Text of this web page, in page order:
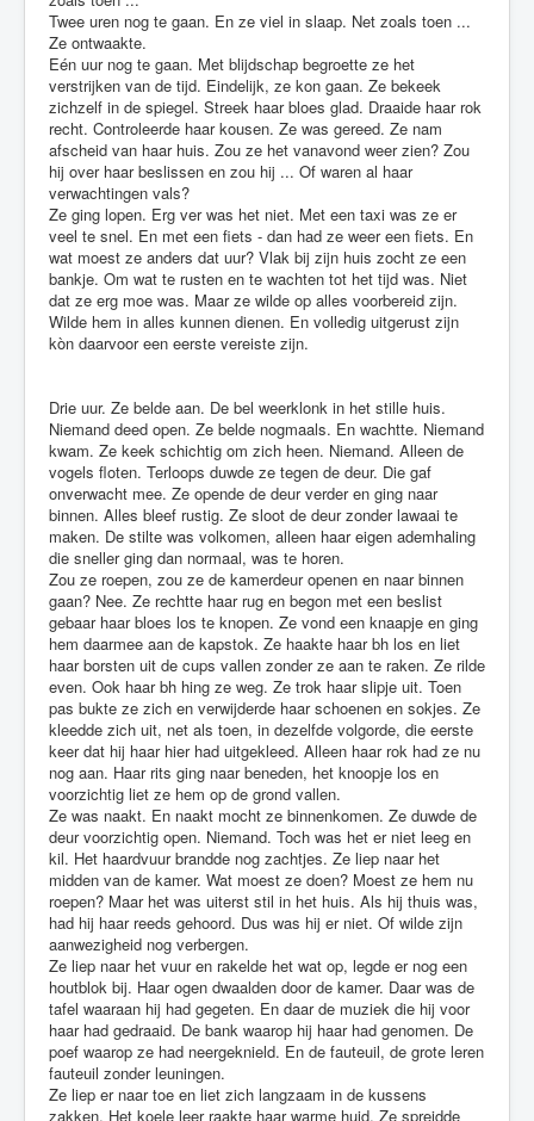
Twee uren nog te gaan. En ze viel in slaap. Net zoals toen ...
Ze ontwaakte.
Eén uur nog te gaan. Met blijdschap begroette ze het
verstrijken van de tijd. Eindelijk, ze kon gaan. Ze bekeek
zichzelf in de spiegel. Streek haar bloes glad. Draaide haar rok
recht. Controleerde haar kousen. Ze was gereed. Ze nam
afscheid van haar huis. Zou ze het vanavond weer zien? Zou
hij over haar beslissen en zou hij ... Of waren al haar
verwachtingen vals?
Ze ging lopen. Erg ver was het niet. Met een taxi was ze er
veel te snel. En met een fiets - dan had ze weer een fiets. En
wat moest ze anders dat uur? Vlak bij zijn huis zocht ze een
bankje. Om wat te rusten en te wachten tot het tijd was. Niet
dat ze erg moe was. Maar ze wilde op alles voorbereid zijn.
Wilde hem in alles kunnen dienen. En volledig uitgerust zijn
kòn daarvoor een eerste vereiste zijn.
Drie uur. Ze belde aan. De bel weerklonk in het stille huis.
Niemand deed open. Ze belde nogmaals. En wachtte. Niemand
kwam. Ze keek schichtig om zich heen. Niemand. Alleen de
vogels floten. Terloops duwde ze tegen de deur. Die gaf
onverwacht mee. Ze opende de deur verder en ging naar
binnen. Alles bleef rustig. Ze sloot de deur zonder lawaai te
maken. De stilte was volkomen, alleen haar eigen ademhaling
die sneller ging dan normaal, was te horen.
Zou ze roepen, zou ze de kamerdeur openen en naar binnen
gaan? Nee. Ze rechtte haar rug en begon met een beslist
gebaar haar bloes los te knopen. Ze vond een knaapje en ging
hem daarmee aan de kapstok. Ze haakte haar bh los en liet
haar borsten uit de cups vallen zonder ze aan te raken. Ze rilde
even. Ook haar bh hing ze weg. Ze trok haar slipje uit. Toen
pas bukte ze zich en verwijderde haar schoenen en sokjes. Ze
kleedde zich uit, net als toen, in dezelfde volgorde, die eerste
keer dat hij haar hier had uitgekleed. Alleen haar rok had ze nu
nog aan. Haar rits ging naar beneden, het knoopje los en
voorzichtig liet ze hem op de grond vallen.
Ze was naakt. En naakt mocht ze binnenkomen. Ze duwde de
deur voorzichtig open. Niemand. Toch was het er niet leeg en
kil. Het haardvuur brandde nog zachtjes. Ze liep naar het
midden van de kamer. Wat moest ze doen? Moest ze hem nu
roepen? Maar het was uiterst stil in het huis. Als hij thuis was,
had hij haar reeds gehoord. Dus was hij er niet. Of wilde zijn
aanwezigheid nog verbergen.
Ze liep naar het vuur en rakelde het wat op, legde er nog een
houtblok bij. Haar ogen dwaalden door de kamer. Daar was de
tafel waaraan hij had gegeten. En daar de muziek die hij voor
haar had gedraaid. De bank waarop hij haar had genomen. De
poef waarop ze had neergeknield. En de fauteuil, de grote leren
fauteuil zonder leuningen.
Ze liep er naar toe en liet zich langzaam in de kussens
zakken. Het koele leer raakte haar warme huid. Ze spreidde